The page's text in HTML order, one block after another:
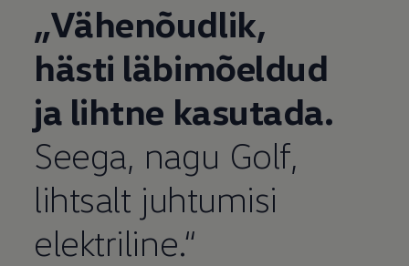
„Vähenõudlik,
hästi läbimõeldud
ja lihtne kasutada.
Seega, nagu Golf,
lihtsalt juhtumisi
elektriline.“